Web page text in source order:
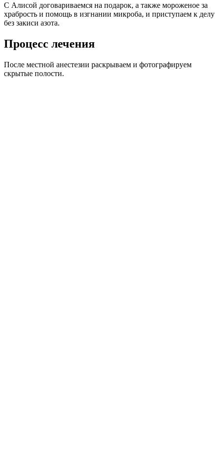
С Алисой договариваемся на подарок, а также мороженое за
храбрость и помощь в изгнании микроба, и приступаем к делу
без закиси азота.
Процесс лечения
После местной анестезии раскрываем и фотографируем
скрытые полости.